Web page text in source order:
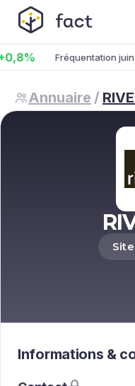
Fréquentation juin
Annuaire /
Informations &